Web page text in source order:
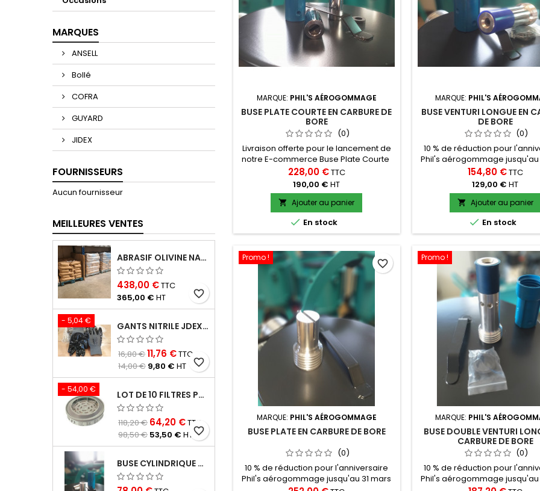
MARQUES
ANSELL
Bollé
COFRA
GUYARD
JIDEX
FOURNISSEURS
Aucun fournisseur
MEILLEURES VENTES
ABRASIF OLIVINE NATURELLE
438,00 €TTC
365,00 € HT favorite_border
- 5,04 € GANTS NITRILE JDEX LOT DE 10
16,80 €11,76 €TTC
14,00 € 9,80 € HT favorite_border
- 54,00 € LOT DE 10 FILTRES P3 POUR MSA SAFETY ADVANTAGE 420 ET 3221: PROTECTION MAXIMALE CONTRE LES PARTICULES
118,20 € 64,20 €TTC
98,50 € 53,50 € HT favorite_border
BUSE CYLINDRIQUE COURTE EN CARBURE DE BORE FILET FIN
MARQUE: PHIL'S AÉROGOMMAGE
BUSE PLATE COURTE EN CARBURE DE
BORE
(0)
Livraison offerte pour le lancement de
notre E-commerce Buse Plate Courte
en Carbure de Bore « Filet de 27 » -
NPSM ¾ 14 dit aussi « Pas fin » Entrée 13
mm Pour tuyaux de sablage 13x27
Convient à porte-buses de type NNH 0
Taille &amp; longueur : 4-20/60 Photo
non contractuelle
228,00 €TTC
190,00 € HT
 Ajouter au panier
 En stock
MARQUE: PHIL'S
BUSE VENTURI LONGUE EN
DE BORE
(0)
10 % de réduction pour
Phil's aérogommage jusqu'au
2026 Livraison offerte pour
lancement de notre E-
Venturi Longue en Carbure
« Filet de 50 » - UNC 2’’ 4 ½ «
Entrée 32mm Pour tuyaux de
19x33 et + Convient à porte-
type Contracor NHP ¾, NHP1,
154,80 €TTC
129,00 € HT
 Ajouter au panier
 En stock
Promo !
MARQUE: PHIL'S AÉROGOMMAGE
BUSE PLATE EN CARBURE DE BORE
(0)
10 % de réduction pour l'anniversaire
Phil's aérogommage jusqu'au 31 mars
favorite_border
Promo !
MARQUE: PHIL'S
BUSE DOUBLE VENTURI
CARBURE DE BORE
(0)
10 % de réduction pour
Phil's aérogommage jusqu'au